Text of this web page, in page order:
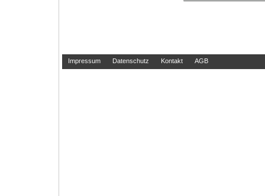
Impressum Datenschutz Kontakt AGB